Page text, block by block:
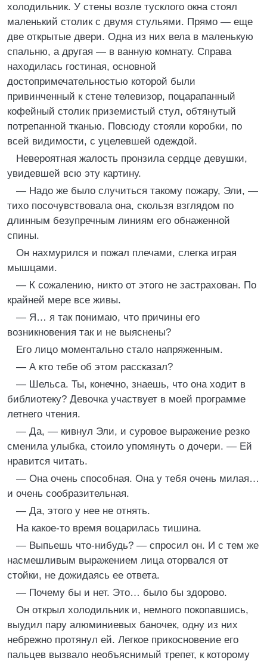
холодильник. У стены возле тусклого окна стоял
маленький столик с двумя стульями. Прямо — еще
две открытые двери. Одна из них вела в маленькую
спальню, а другая — в ванную комнату. Справа
находилась гостиная, основной
достопримечательностью которой были
привинченный к стене телевизор, поцарапанный
кофейный столик приземистый стул, обтянутый
потрепанной тканью. Повсюду стояли коробки, по
всей видимости, с уцелевшей одеждой.
Невероятная жалость пронзила сердце девушки,
увидевшей всю эту картину.
— Надо же было случиться такому пожару, Эли, —
тихо посочувствовала она, скользя взглядом по
длинным безупречным линиям его обнаженной
спины.
Он нахмурился и пожал плечами, слегка играя
мышцами.
— К сожалению, никто от этого не застрахован. По
крайней мере все живы.
— Я… я так понимаю, что причины его
возникновения так и не выяснены?
Его лицо моментально стало напряженным.
— А кто тебе об этом рассказал?
— Шельса. Ты, конечно, знаешь, что она ходит в
библиотеку? Девочка участвует в моей программе
летнего чтения.
— Да, — кивнул Эли, и суровое выражение резко
сменила улыбка, стоило упомянуть о дочери. — Ей
нравится читать.
— Она очень способная. Она у тебя очень милая…
и очень сообразительная.
— Да, этого у нее не отнять.
На какое-то время воцарилась тишина.
— Выпьешь что-нибудь? — спросил он. И с тем же
насмешливым выражением лица оторвался от
стойки, не дожидаясь ее ответа.
— Почему бы и нет. Это… было бы здорово.
Он открыл холодильник и, немного покопавшись,
выудил пару алюминиевых баночек, одну из них
небрежно протянул ей. Легкое прикосновение его
пальцев вызвало необъяснимый трепет, к которому